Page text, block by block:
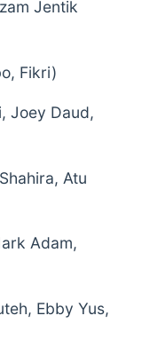
Jentik
Fikri)
Joey Daud,
Atu
Adam,
Ebby Yus,